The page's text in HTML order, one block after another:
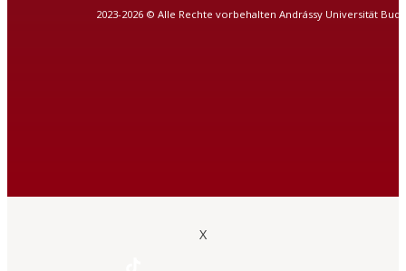
2023-2026 © Alle Rechte vorbehalten Andrássy Universität
X